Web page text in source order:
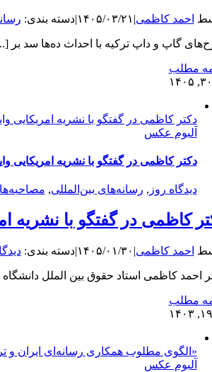
احمد کاظمی| ۱۴۰۵/۰۳/۲۱|دسته بندی:
گاپ و داپ ترکیه با احداث ده‌ها سد بر
مطلب
۳۰
دکتر کاظمی در گفتگو با نشریه امریکایی
آلبوم عکس
دکتر کاظمی در گفتگو با نشریه امریکایی
دیدگاه روز , رسانه‌های بین‌المللی, مصاحبه‌ها
کاظمی در گفتگو با نشریه
احمد کاظمی| ۱۴۰۵/۰۱/۳۰|دسته بندی:
احمد کاظمی استاد حقوق بین الملل
مطلب
۱۹
«الگوی مطلوب همکاری رسانه‌ای ایران و
آلبوم عکس